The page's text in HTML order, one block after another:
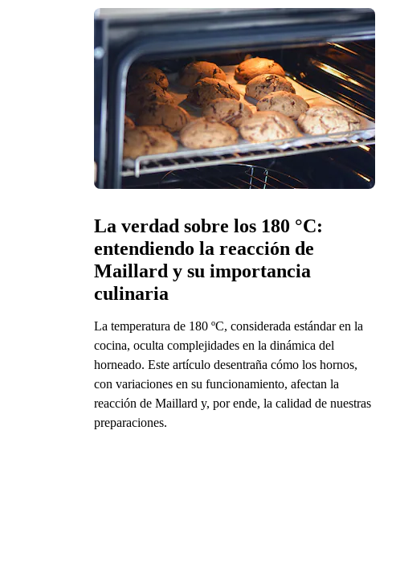
La verdad sobre los 180 °C:
entendiendo la reacción de
Maillard y su importancia
culinaria
La temperatura de 180 ºC, considerada estándar en la
cocina, oculta complejidades en la dinámica del
horneado. Este artículo desentraña cómo los hornos,
con variaciones en su funcionamiento, afectan la
reacción de Maillard y, por ende, la calidad de nuestras
preparaciones.